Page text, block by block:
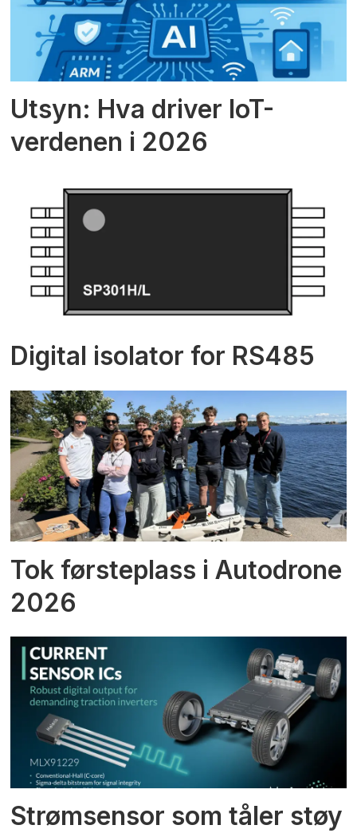
Utsyn: Hva driver IoT-
verdenen i 2026
Digital isolator for RS485
Tok førsteplass i Autodrone
2026
Strømsensor som tåler støy